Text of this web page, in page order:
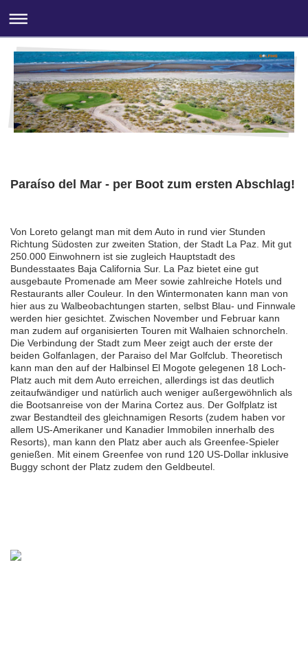
Paraíso del Mar - per Boot zum ersten Abschlag!
Von Loreto gelangt man mit dem Auto in rund vier Stunden
Richtung Südosten zur zweiten Station, der Stadt La Paz. Mit gut
250.000 Einwohnern ist sie zugleich Hauptstadt des
Bundesstaates Baja California Sur. La Paz bietet eine gut
ausgebaute Promenade am Meer sowie zahlreiche Hotels und
Restaurants aller Couleur. In den Wintermonaten kann man von
hier aus zu Walbeobachtungen starten, selbst Blau- und Finnwale
werden hier gesichtet. Zwischen November und Februar kann
man zudem auf organisierten Touren mit Walhaien schnorcheln.
Die Verbindung der Stadt zum Meer zeigt auch der erste der
beiden Golfanlagen, der Paraiso del Mar Golfclub. Theoretisch
kann man den auf der Halbinsel El Mogote gelegenen 18 Loch-
Platz auch mit dem Auto erreichen, allerdings ist das deutlich
zeitaufwändiger und natürlich auch weniger außergewöhnlich als
die Bootsanreise von der Marina Cortez aus. Der Golfplatz ist
zwar Bestandteil des gleichnamigen Resorts (zudem haben vor
allem US-Amerikaner und Kanadier Immobilen innerhalb des
Resorts), man kann den Platz aber auch als Greenfee-Spieler
genießen. Mit einem Greenfee von rund 120 US-Dollar inklusive
Buggy schont der Platz zudem den Geldbeutel.